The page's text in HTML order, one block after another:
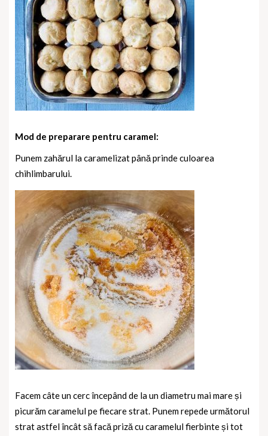
Mod de preparare pentru caramel:
Punem zahărul la caramelizat până prinde culoarea
chihlimbarului.
Facem câte un cerc începând de la un diametru mai mare și
picurăm caramelul pe fiecare strat. Punem repede următorul
strat astfel încât să facă priză cu caramelul fierbinte și tot